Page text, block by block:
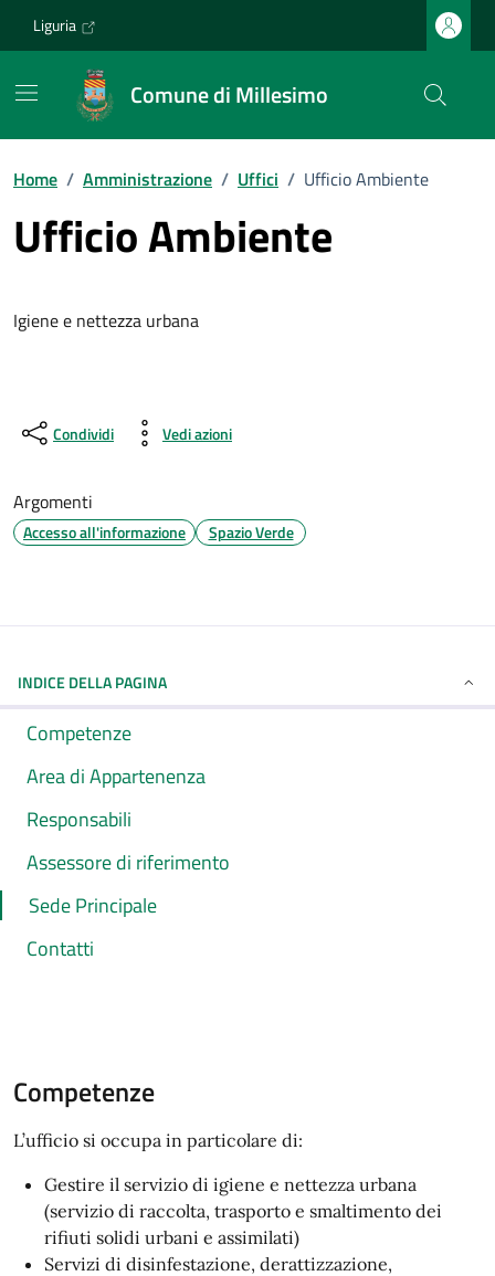
Liguria
Comune di Millesimo
Home / Amministrazione / Uffici / Ufficio Ambiente
Ufficio Ambiente
Igiene e nettezza urbana
Condividi Vedi azioni
Argomenti
Accesso all'informazione Spazio Verde
INDICE DELLA PAGINA
Competenze
Area di Appartenenza
Responsabili
Assessore di riferimento
Sede Principale
Contatti
Competenze
L’ufficio si occupa in particolare di:
Gestire il servizio di igiene e nettezza urbana
(servizio di raccolta, trasporto e smaltimento dei
rifiuti solidi urbani e assimilati)
Servizi di disinfestazione, derattizzazione,